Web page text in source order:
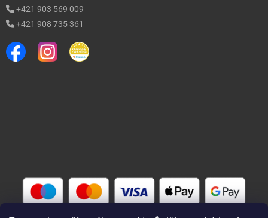
+421 903 569 009
+421 908 735 361